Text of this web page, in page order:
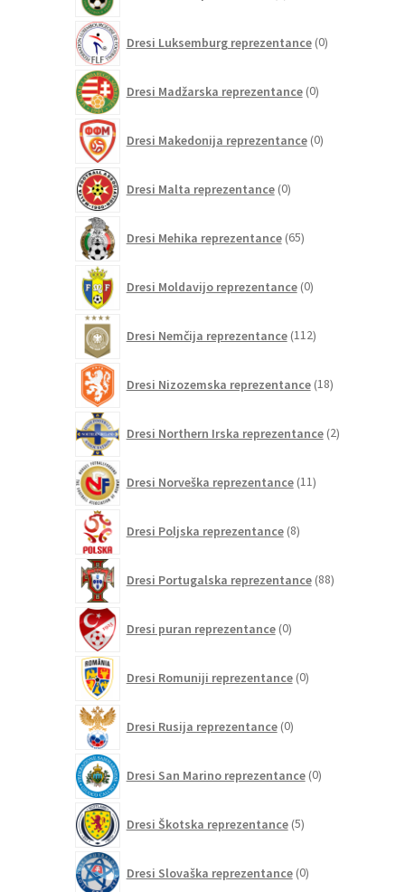
Dresi Luksemburg reprezentance 0izdelkov
Dresi Madžarska reprezentance 0izdelkov
Dresi Makedonija reprezentance 0izdelkov
Dresi Malta reprezentance 0izdelkov
Dresi Mehika reprezentance 65izdelkov
Dresi Moldavijo reprezentance 0izdelkov
Dresi Nemčija reprezentance 112izdelkov
Dresi Nizozemska reprezentance 18izdelkov
Dresi Northern Irska reprezentance 2izdelka
Dresi Norveška reprezentance 11izdelkov
Dresi Poljska reprezentance 8izdelkov
Dresi Portugalska reprezentance 88izdelkov
Dresi puran reprezentance 0izdelkov
Dresi Romuniji reprezentance 0izdelkov
Dresi Rusija reprezentance 0izdelkov
Dresi San Marino reprezentance 0izdelkov
Dresi Škotska reprezentance 5izdelkov
Dresi Slovaška reprezentance 0izdelkov